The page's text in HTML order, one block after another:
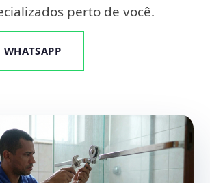
perto de você.